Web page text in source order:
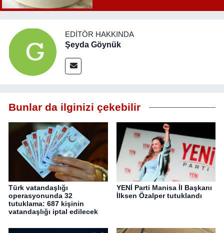
EDITÖR HAKKINDA
Şeyda Göynük
Bunlar da ilginizi çekebilir
Türk vatandaşlığı
operasyonunda 32
tutuklama: 687 kişinin
vatandaşlığı iptal edilecek
YENİ Parti Manisa İl Başkanı
İlksen Özalper tutuklandı